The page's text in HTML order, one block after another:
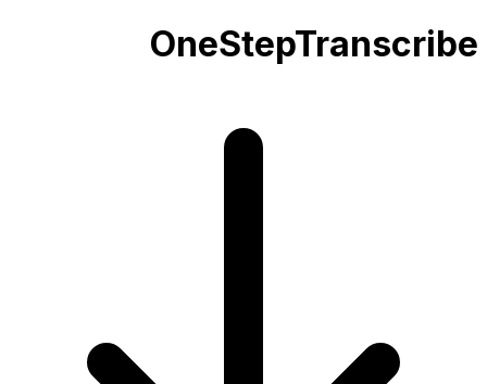
OneStepTranscribe